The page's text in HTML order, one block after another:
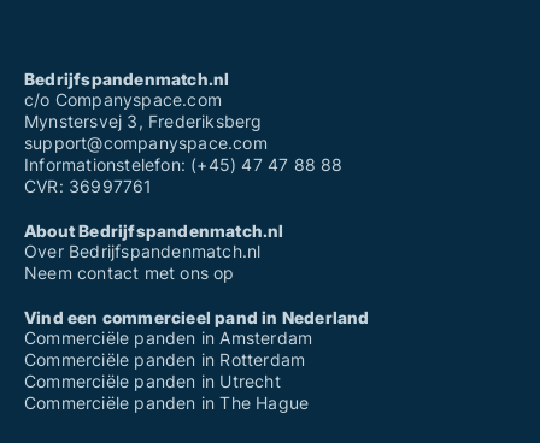
Bedrijfspandenmatch.nl
c/o Companyspace.com
Mynstersvej 3, Frederiksberg
support@companyspace.com
Informationstelefon: (+45) 47 47 88 88
CVR: 36997761
About Bedrijfspandenmatch.nl
Over Bedrijfspandenmatch.nl
Neem contact met ons op
Vind een commercieel pand in Nederland
Commerciële panden in Amsterdam
Commerciële panden in Rotterdam
Commerciële panden in Utrecht
Commerciële panden in The Hague